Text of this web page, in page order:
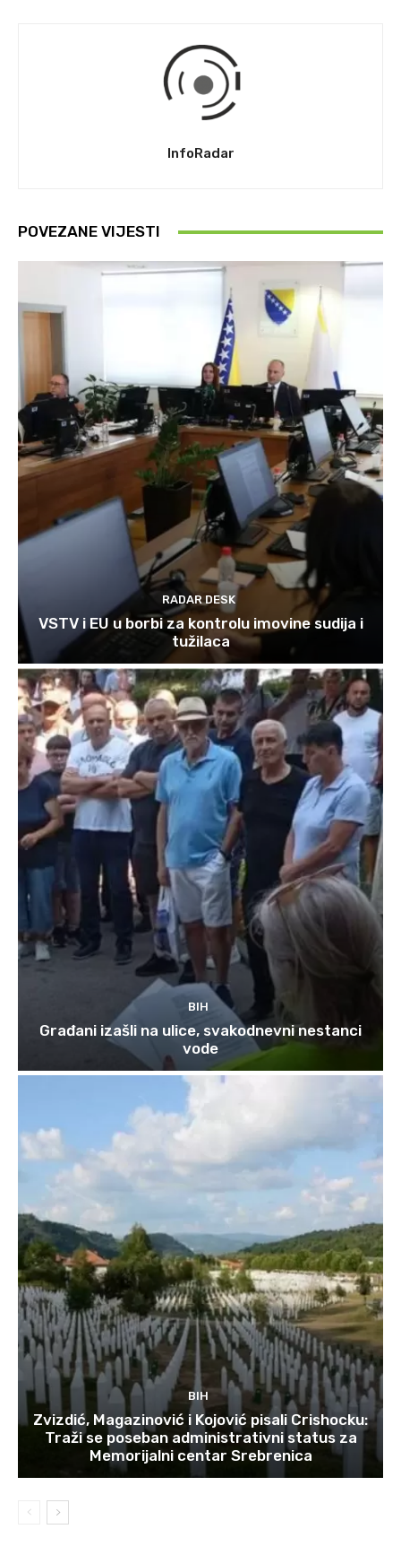
InfoRadar
POVEZANE VIJESTI
RADAR DESK
VSTV i EU u borbi za kontrolu imovine sudija i
tužilaca
BIH
Građani izašli na ulice, svakodnevni nestanci
vode
BIH
Zvizdić, Magazinović i Kojović pisali Crishocku:
Traži se poseban administrativni status za
Memorijalni centar Srebrenica